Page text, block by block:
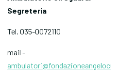
Segreteria
Tel. 035-0072110
mail -
ambulatori@fondazioneangelocustode.it